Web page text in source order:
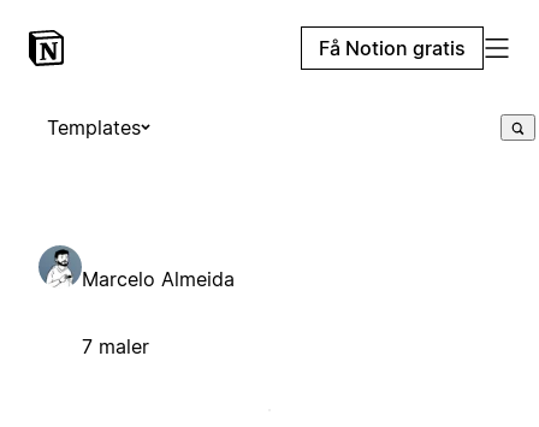
Få Notion gratis
Templates
Marcelo Almeida
7 maler